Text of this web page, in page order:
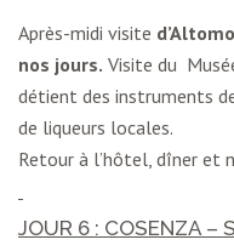
Après-midi visite
nos jours. Visite du
détient des instruments
de liqueurs locales.
Retour à l’hôtel, dîner et
JOUR 6 : COSENZA –